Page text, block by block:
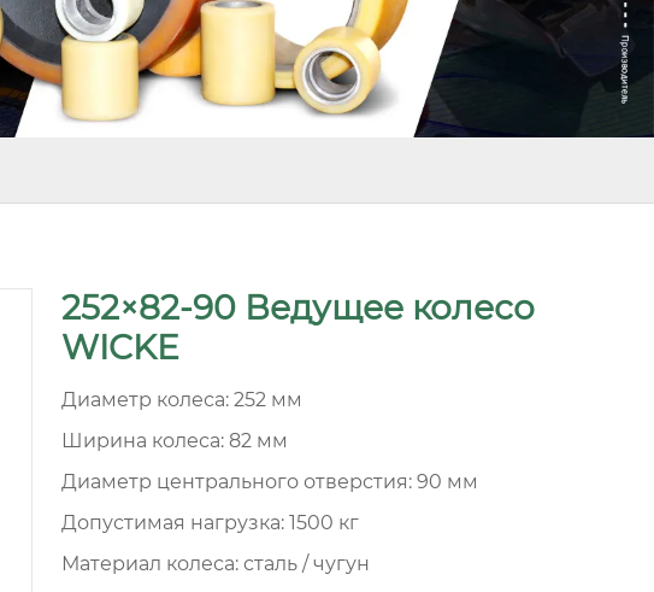
252×82-90 Ведущее колесо
WICKE
Диаметр колеса: 252 мм
Ширина колеса: 82 мм
Диаметр центрального отверстия: 90 мм
Допустимая нагрузка: 1500 кг
Материал колеса: сталь / чугун